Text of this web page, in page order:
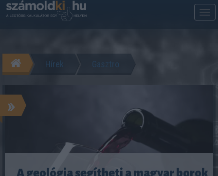
Hírek Gasztro
»
A geológia segítheti a magyar borok